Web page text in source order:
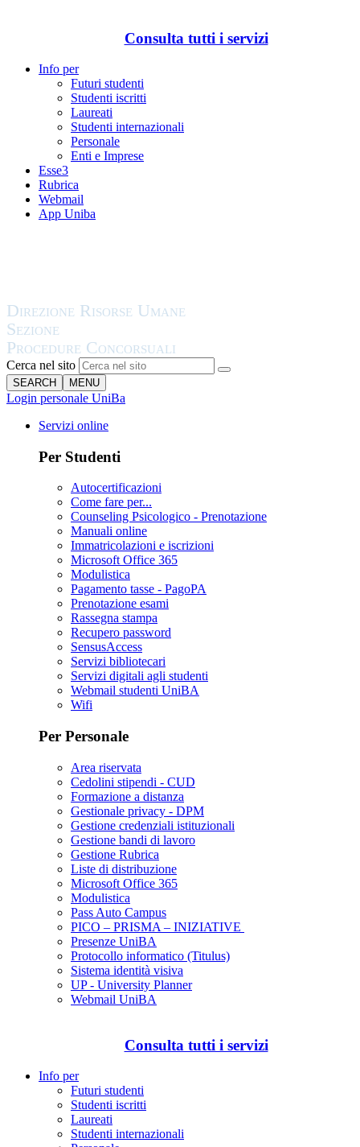
Consulta tutti i servizi
Info per
Futuri studenti
Studenti iscritti
Laureati
Studenti internazionali
Personale
Enti e Imprese
Esse3
Rubrica
Webmail
App Uniba
Cerca nel sito
SEARCH MENU
Login personale UniBa
Servizi online
Per Studenti
Autocertificazioni
Come fare per...
Counseling Psicologico - Prenotazione
Manuali online
Immatricolazioni e iscrizioni
Microsoft Office 365
Modulistica
Pagamento tasse - PagoPA
Prenotazione esami
Rassegna stampa
Recupero password
SensusAccess
Servizi bibliotecari
Servizi digitali agli studenti
Webmail studenti UniBA
Wifi
Per Personale
Area riservata
Cedolini stipendi - CUD
Formazione a distanza
Gestionale privacy - DPM
Gestione credenziali istituzionali
Gestione bandi di lavoro
Gestione Rubrica
Liste di distribuzione
Microsoft Office 365
Modulistica
Pass Auto Campus
PICO – PRISMA – INIZIATIVE
Presenze UniBA
Protocollo informatico (Titulus)
Sistema identità visiva
UP - University Planner
Webmail UniBA
Consulta tutti i servizi
Info per
Futuri studenti
Studenti iscritti
Laureati
Studenti internazionali